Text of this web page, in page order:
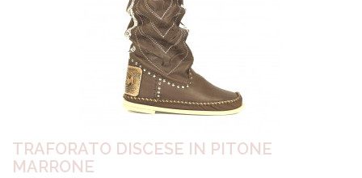
TRAFORATO DISCESE IN PITONE
MARRONE